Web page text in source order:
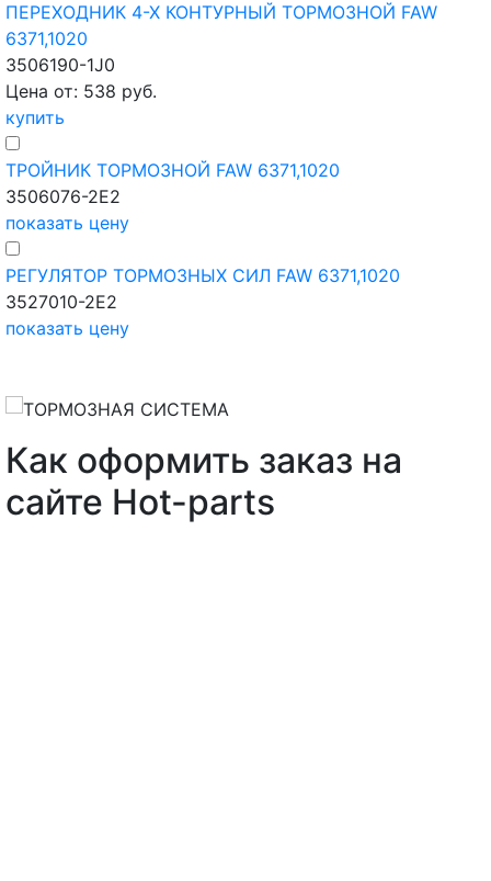
ПЕРЕХОДНИК 4-Х КОНТУРНЫЙ ТОРМОЗНОЙ FAW
6371,1020
3506190-1J0
Цена от: 538 руб.
купить
ТРОЙНИК ТОРМОЗНОЙ FAW 6371,1020
3506076-2E2
показать цену
РЕГУЛЯТОР ТОРМОЗНЫХ СИЛ FAW 6371,1020
3527010-2E2
показать цену
Как оформить заказ на
сайте Hot-parts